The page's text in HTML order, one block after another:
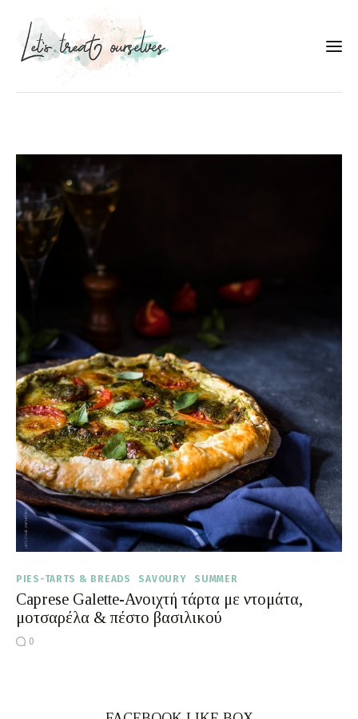
Portfolio
Services
Food photography tips
Επικοινωνία
Συνεργασίες
Moments of Mine
FAQ
PIES-TARTS & BREADS SAVOURY SUMMER
Caprese Galette-Ανοιχτή τάρτα με ντομάτα,
μοτσαρέλα & πέστο βασιλικού
0